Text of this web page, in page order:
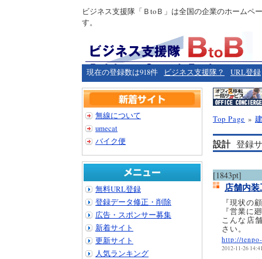
ビジネス支援隊「ＢtoＢ」は全国の企業のホームペ
す。
現在の登録数は918件 ビジネス支援隊？ URL登録
Top Page »
設計登録
[1843pt]
店舗内
『現状の
『営業に
こんな店
さい。
http://
2012-11-26
無線について
umecat
バイク便
無料URL登録
登録データ修正・削除
広告・スポンサー募集
新着サイト
更新サイト
人気ランキング